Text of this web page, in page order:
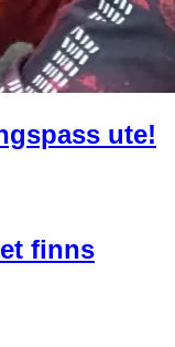
ute!
finns